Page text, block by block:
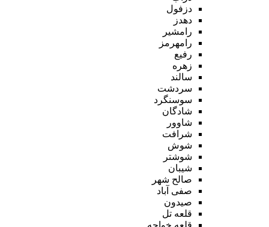
دزفول
دهدز
رامشیر
رامهرمز
رفیع
زهره
سالند
سردشت
سوسنگرد
شادگان
شاوور
شرافت
شوش
شوشتر
شیبان
صالح شهر
صفی آباد
صیدون
قلعه تل
قلعه خواجه